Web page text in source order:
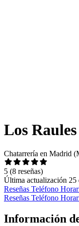
Los
Chatarrería en Madrid
5 (8 reseñas)
Última actualización 25
Reseñas Teléfono
Reseñas Teléfono
Información